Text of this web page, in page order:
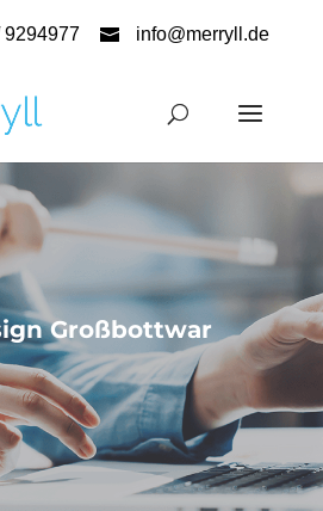
9294977 info@merryll.de
Großbottwar